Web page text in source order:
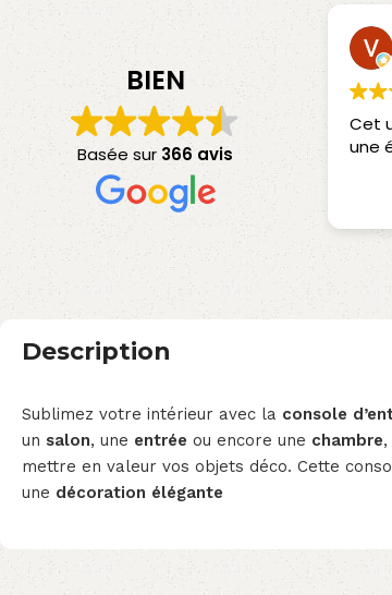
BIEN
Basée sur 366 avis
Cet
une
Description
Sublimez votre intérieur avec la console
un salon, une entrée ou encore une chambre
mettre en valeur vos objets déco. Cette
une décoration élégante